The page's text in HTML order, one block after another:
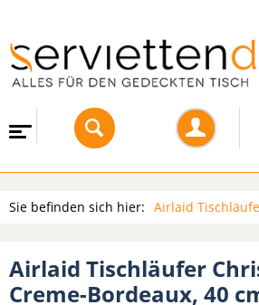
Sie befinden sich hier: Airlaid
Airlaid Tischläufer
Creme-Bordeaux, 40